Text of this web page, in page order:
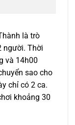
là trò
người. Thời
và 14h00
sao cho
chỉ có 2 ca.
khoảng 30